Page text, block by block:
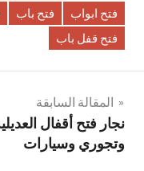
فتح ابواب
فتح باب
فتح قفل باب
تصفّح
المقالات
المقالة السابقة
وتجوري وسيارات